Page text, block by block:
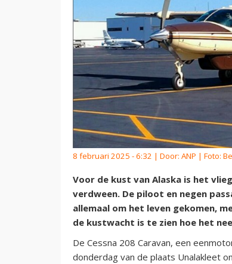
8 februari 2025 - 6:32 | Door: ANP | Foto:
Voor de kust van Alaska is het
verdween. De piloot en negen
allemaal om het leven gekomen,
de kustwacht is te zien hoe het
De Cessna 208 Caravan, een
donderdag van de plaats Unalakleet